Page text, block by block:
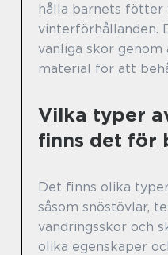
hålla barnets fötter
vinterförhållanden.
vanliga skor
material för att
Vilka typer
finns det för
Det finns olika
såsom snöstövlar,
vandringsskor och
olika egenskaper